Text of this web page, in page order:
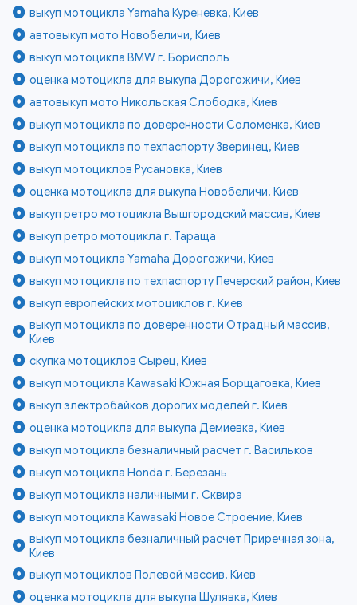
выкуп мотоцикла Yamaha Куреневка, Киев
автовыкуп мото Новобеличи, Киев
выкуп мотоцикла BMW г. Борисполь
оценка мотоцикла для выкупа Дорогожичи, Киев
автовыкуп мото Никольская Слободка, Киев
выкуп мотоцикла по доверенности Соломенка, Киев
выкуп мотоцикла по техпаспорту Зверинец, Киев
выкуп мотоциклов Русановка, Киев
оценка мотоцикла для выкупа Новобеличи, Киев
выкуп ретро мотоцикла Вышгородский массив, Киев
выкуп ретро мотоцикла г. Тараща
выкуп мотоцикла Yamaha Дорогожичи, Киев
выкуп мотоцикла по техпаспорту Печерский район, Киев
выкуп европейских мотоциклов г. Киев
выкуп мотоцикла по доверенности Отрадный массив,
Киев
скупка мотоциклов Сырец, Киев
выкуп мотоцикла Kawasaki Южная Борщаговка, Киев
выкуп электробайков дорогих моделей г. Киев
оценка мотоцикла для выкупа Демиевка, Киев
выкуп мотоцикла безналичный расчет г. Васильков
выкуп мотоцикла Honda г. Березань
выкуп мотоцикла наличными г. Сквира
выкуп мотоцикла Kawasaki Новое Строение, Киев
выкуп мотоцикла безналичный расчет Приречная зона,
Киев
выкуп мотоциклов Полевой массив, Киев
оценка мотоцикла для выкупа Шулявка, Киев